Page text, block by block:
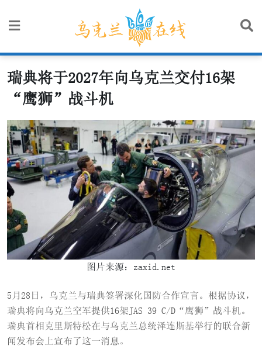
瑞典将于2027年向乌克兰交付16架
“鹰狮”战斗机
图片来源：zaxid.net
5月28日，乌克兰与瑞典签署深化国防合作宣言。根据协议，
瑞典将向乌克兰空军提供16架JAS 39 C/D“鹰狮”战斗机。
瑞典首相克里斯特松在与乌克兰总统泽连斯基举行的联合新
闻发布会上宣布了这一消息。